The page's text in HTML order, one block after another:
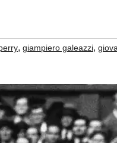
, giampiero galeazzi,